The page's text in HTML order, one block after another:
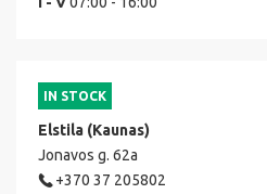
IN STOCK
Elstila (Kaunas)
Jonavos g. 62a
+370 37 205802